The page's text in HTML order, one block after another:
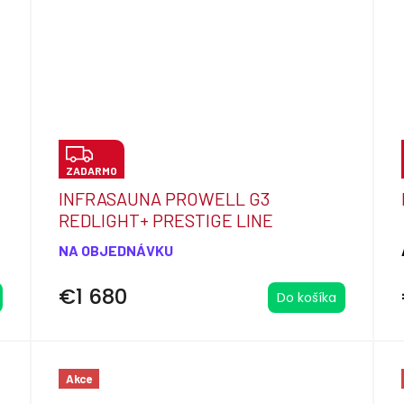
Z
A
D
A
R
M
ZADARMO
INFRASAUNA PROWELL G3
REDLIGHT+ PRESTIGE LINE
NA OBJEDNÁVKU
€1 680 Do košíka
Akce